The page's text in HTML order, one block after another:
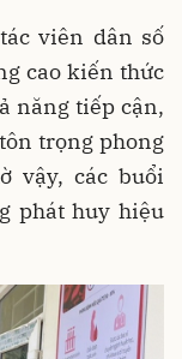
viên dân số
cao kiến thức
năng tiếp cận,
trọng phong
vậy, các buổi
phát huy hiệu